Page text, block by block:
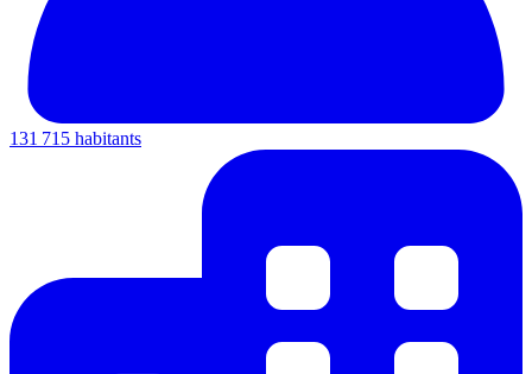
131 715 habitants